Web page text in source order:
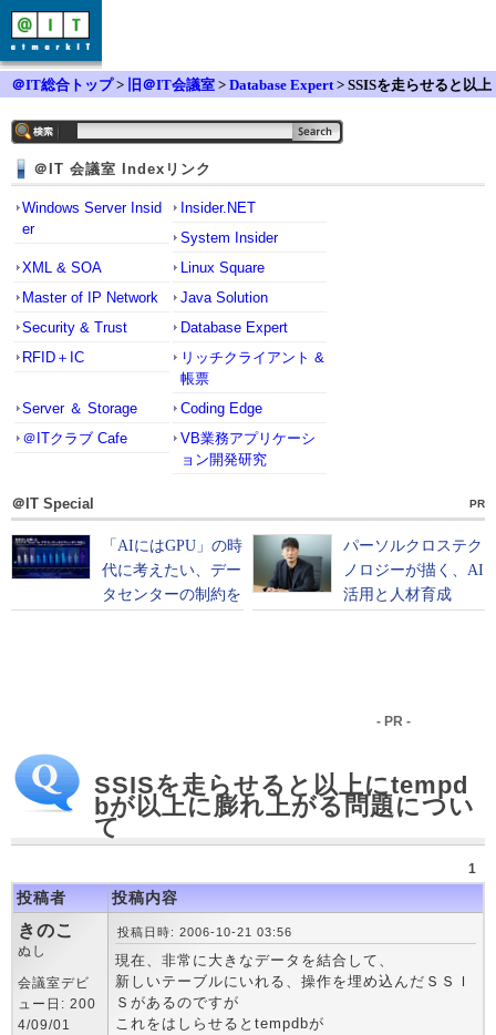
＠IT総合トップ> 旧＠IT会議室 > Database Expert> SSISを走らせると以上
＠IT 会議室 Indexリンク
Windows Server Insid
er
Insider.NET
System Insider
XML & SOA
Linux Square
Master of IP Network
Java Solution
Security & Trust
Database Expert
RFID＋IC
リッチクライアント &
帳票
Server ＆ Storage
Coding Edge
＠ITクラブ Cafe
VB業務アプリケーシ
ョン開発研究
＠IT Special PR
- PR -
SSISを走らせると以上にtempd
bが以上に膨れ上がる問題につい
て
1
投稿者 投稿内容
きのこ
ぬし
会議室デビ
ュー日: 200
4/09/01
投稿日時: 2006-10-21 03:56
現在、非常に大きなデータを結合して、
新しいテーブルにいれる、操作を埋め込んだＳＳＩ
Ｓがあるのですが
これをはしらせるとtempdbが